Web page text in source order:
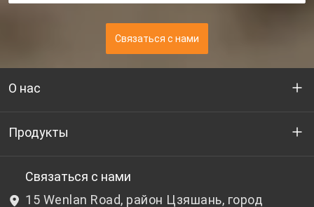
Связаться с нами
О нас
Кто мы
НИОКР
Продукты
Бутылочный ПЭТ-гранулят
Связаться с нами
15 Wenlan Road, район Цзяшань, город